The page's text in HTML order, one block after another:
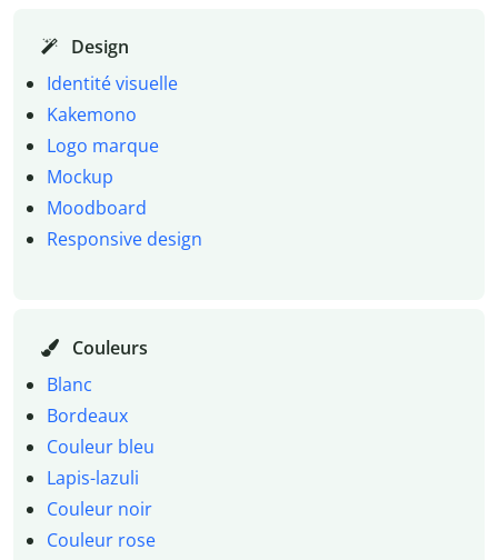
Design
Identité visuelle
Kakemono
Logo marque
Mockup
Moodboard
Responsive design
Couleurs
Blanc
Bordeaux
Couleur bleu
Lapis-lazuli
Couleur noir
Couleur rose